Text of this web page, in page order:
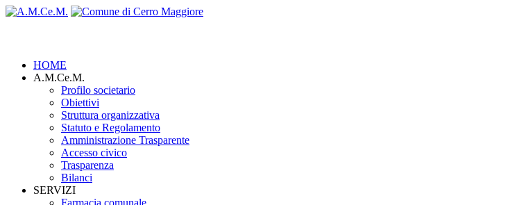
HOME
A.M.Ce.M.
Profilo societario
Obiettivi
Struttura organizzativa
Statuto e Regolamento
Amministrazione Trasparente
Accesso civico
Trasparenza
Bilanci
SERVIZI
Farmacia comunale